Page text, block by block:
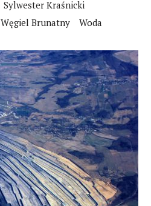
Sylwester Kraśnicki
Węgiel Brunatny
Woda